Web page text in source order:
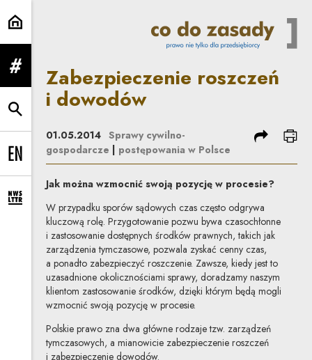
Zabezpieczenie roszczeń i
rozwiń menu
rozwiń wyszukiwarkę
Change language to EN
rozwiń formularz zapisu na newsletter
Zabezpieczenie roszczeń
i dowodów
01.05.2014 Sprawy cywilno-
gospodarcze
postępowania w Polsce
podziel się
Jak można wzmocnić swoją pozycję w procesie?
W przypadku sporów sądowych czas często odgrywa
kluczową rolę. Przygotowanie pozwu bywa czasochłonne
i zastosowanie dostępnych środków prawnych, takich jak
zarządzenia tymczasowe, pozwala zyskać cenny czas,
a ponadto zabezpieczyć roszczenie. Zawsze, kiedy jest to
uzasadnione okolicznościami sprawy, doradzamy naszym
klientom zastosowanie środków, dzięki którym będą mogli
wzmocnić swoją pozycję w procesie.
Polskie prawo zna dwa główne rodzaje tzw. zarządzeń
tymczasowych, a mianowicie zabezpieczenie roszczeń
i zabezpieczenie dowodów.